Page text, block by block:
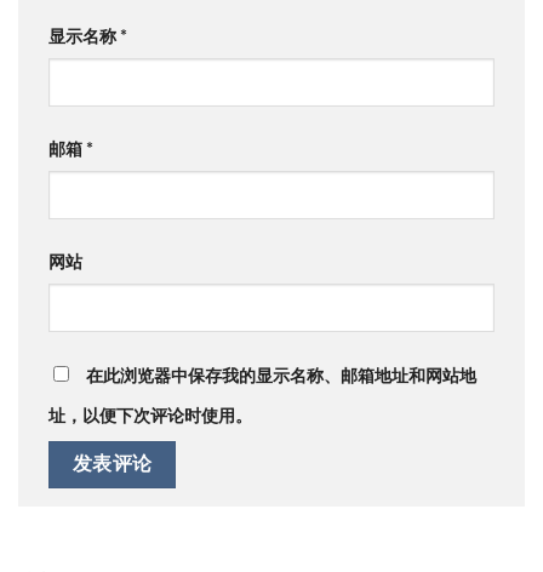
显示名称 *
邮箱 *
网站
在此浏览器中保存我的显示名称、邮箱地址和网站地
址，以便下次评论时使用。